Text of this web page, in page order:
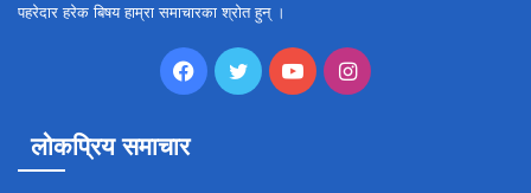
पहरेदार हरेक बिषय हाम्रा समाचारका श्रोत हुन् ।
Facebook
TwitterYouTubeInstagram
लोकप्रिय समाचार